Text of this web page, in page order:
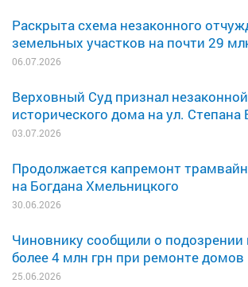
Раскрыта схема незаконного
земельных участков на почти 29
06.07.2026
Верховный Суд признал
исторического дома на ул. Степана
03.07.2026
Продолжается капремонт
на Богдана Хмельницкого
30.06.2026
Чиновнику сообщили о подозрении
более 4 млн грн при ремонте домов
25.06.2026